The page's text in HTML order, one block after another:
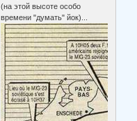
(на этой высоте особо
времени "думать" йок)...